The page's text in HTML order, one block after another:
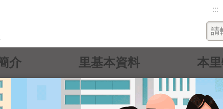
:::
介 里基本資料 本